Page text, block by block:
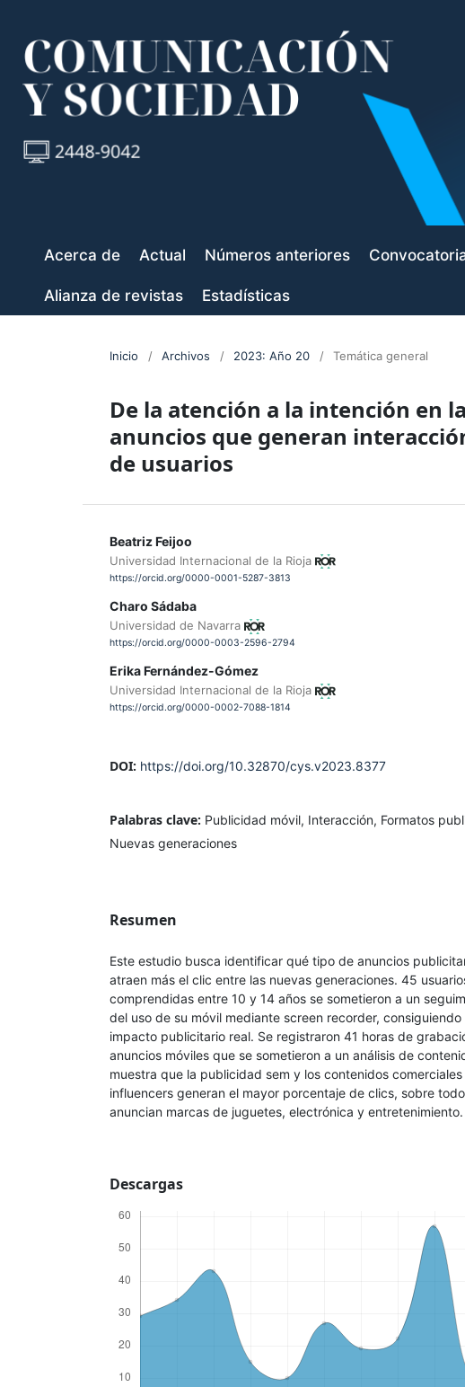
Acerca de Actual Números anteriores
Alianza de revistas Estadísticas
Inicio / Archivos / 2023: Año 20 / Temática general
De la atención a la intención en
anuncios que generan
de usuarios
Beatriz Feijoo
Universidad Internacional de la Rioja
https://orcid.org/0000-0001-5287-3813
Charo Sádaba
Universidad de Navarra
https://orcid.org/0000-0003-2596-2794
Erika Fernández-Gómez
Universidad Internacional de la Rioja
https://orcid.org/0000-0002-7088-1814
DOI: https://doi.org/10.32870/cys.v2023.8377
Palabras clave: Publicidad móvil, Interacción, Formatos
Nuevas generaciones
Resumen
Este estudio busca identificar qué tipo de anuncios
atraen más el clic entre las nuevas generaciones. 45
comprendidas entre 10 y 14 años se sometieron a un
del uso de su móvil mediante screen recorder, consiguiendo
impacto publicitario real. Se registraron 41 horas de
anuncios móviles que se sometieron a un análisis de
muestra que la publicidad sem y los contenidos
influencers generan el mayor porcentaje de clics, sobre
anuncian marcas de juguetes, electrónica y entretenimiento.
Descargas